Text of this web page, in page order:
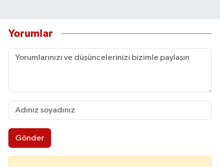
Yorumlar
Gönder